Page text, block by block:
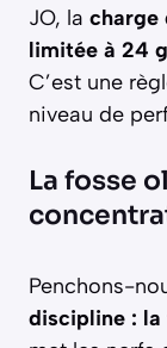
JO, la charge
limitée à 24
C’est une
niveau de
La fosse
Penchons-
discipline :